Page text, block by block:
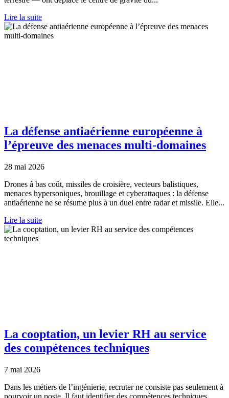
Lire la suite
La défense antiaérienne européenne à
l’épreuve des menaces multi-domaines
28 mai 2026
Drones à bas coût, missiles de croisière, vecteurs balistiques,
menaces hypersoniques, brouillage et cyberattaques : la défense
antiaérienne ne se résume plus à un duel entre radar et missile. Elle...
Lire la suite
La cooptation, un levier RH au service
des compétences techniques
7 mai 2026
Dans les métiers de l’ingénierie, recruter ne consiste pas seulement à
pourvoir un poste. Il faut identifier des compétences techniques,